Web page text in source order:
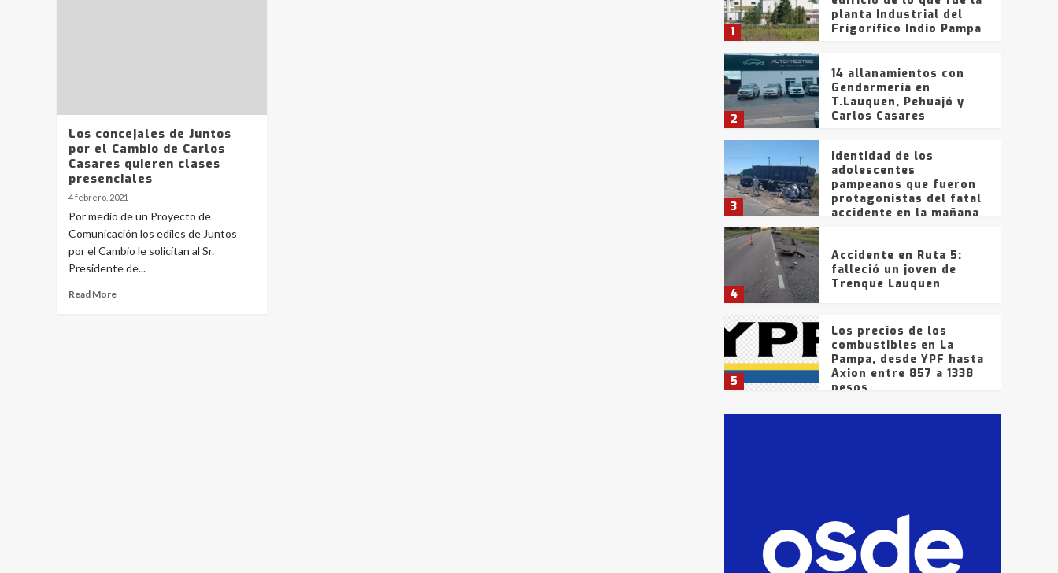
Los concejales de Juntos
por el Cambio de Carlos
Casares quieren clases
presenciales
4 febrero, 2021
Por medio de un Proyecto de
Comunicación los ediles de Juntos
por el Cambio le solicítan al Sr.
Presidente de...
Read More
1
planta Industrial del
Frígorífico Indio Pampa
2
14 allanamientos con
Gendarmería en
T.Lauquen, Pehuajó y
Carlos Casares
3
Identidad de los
adolescentes
pampeanos que fueron
protagonistas del fatal
accidente en la mañana
4
Accidente en Ruta 5:
falleció un joven de
Trenque Lauquen
5
Los precios de los
combustibles en La
Pampa, desde YPF hasta
Axion entre 857 a 1338
pesos
La Bolsa de Cereales de
que intentaron evadir a
la Policía fueron
detenidos por
comercialización de